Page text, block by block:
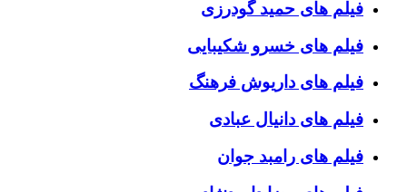
فیلم های حمید گودرزی
فیلم های خسرو شکیبایی
فیلم های داریوش فرهنگ
فیلم های دانیال عبادی
فیلم های رامبد جوان